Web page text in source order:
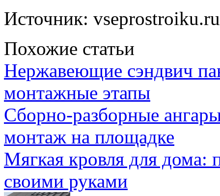
Источник: vseprostroiku.ru
Похожие статьи
Нержавеющие сэндвич
монтажные этапы
Сборно-разборные
монтаж на площадке
Мягкая кровля для
своими руками